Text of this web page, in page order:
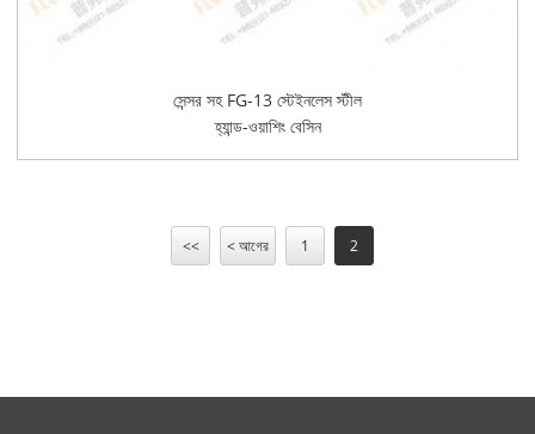
সেন্সর সহ FG-13 স্টেইনলেস স্টীল
হ্যান্ড-ওয়াশিং বেসিন
<< < আগের 1 2